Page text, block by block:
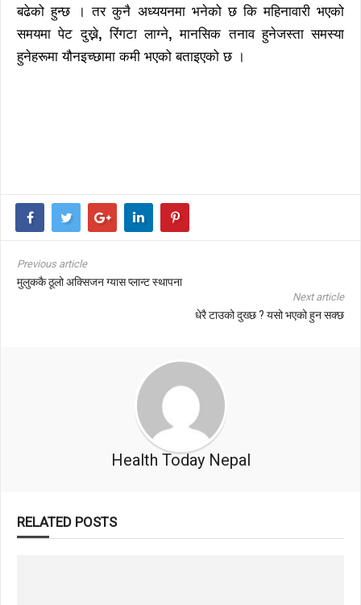
बढेको हुन्छ । तर कुनै अध्ययनमा भनेको छ कि महिनावारी भएको
समयमा पेट दुख्ने,रिंगटा लाग्ने,मानसिक तनाव हुनेजस्ता समस्या
हुनेहरूमा यौनइच्छामा कमी भएको बताइएको छ ।
Previous article
मुलुककै ठूलो अक्सिजन ग्यास प्लान्ट स्थापना
Next article
धेरै टाउको दुख्छ ? यसो भएको हुन सक्छ
Health Today Nepal
RELATED POSTS